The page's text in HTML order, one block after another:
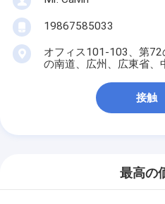
19867585033
オフィス101-103、第72
の南道、広州、広東省、
接触
最高の